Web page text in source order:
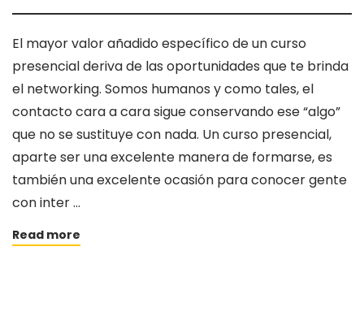
El mayor valor añadido específico de un curso
presencial deriva de las oportunidades que te brinda
el networking. Somos humanos y como tales, el
contacto cara a cara sigue conservando ese “algo”
que no se sustituye con nada. Un curso presencial,
aparte ser una excelente manera de formarse, es
también una excelente ocasión para conocer gente
con inter …
Read more